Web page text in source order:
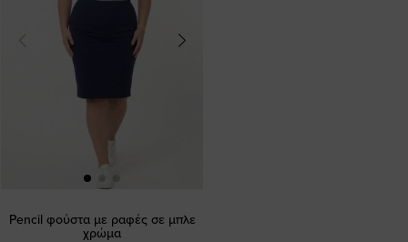
Pencil φούστα με ραφές σε μπλε
χρώμα